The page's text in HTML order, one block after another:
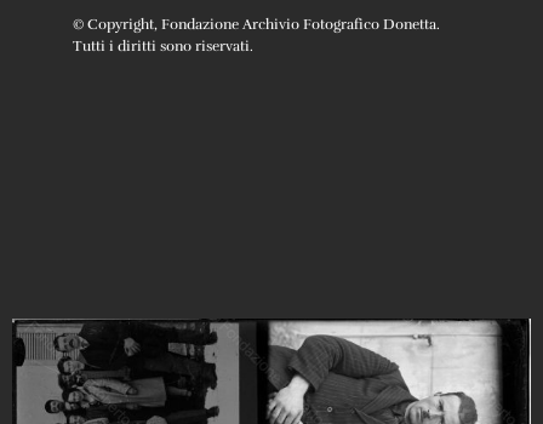
© Copyright, Fondazione Archivio Fotografico Donetta.
Tutti i diritti sono riservati.